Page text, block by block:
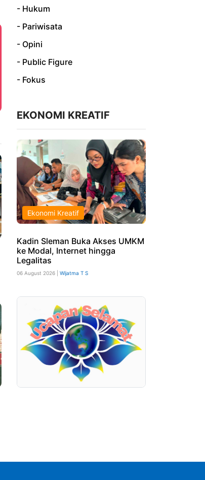
- Hukum
- Pariwisata
- Opini
- Public Figure
- Fokus
EKONOMI KREATIF
Ekonomi Kreatif
Kadin Sleman Buka Akses UMKM
ke Modal, Internet hingga
Legalitas
06 August 2026 | Wijatma T S